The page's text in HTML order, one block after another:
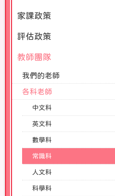
家課政策
評估政策
教師團隊
我們的老師
各科老師
中文科
英文科
數學科
常識科
人文科
科學科